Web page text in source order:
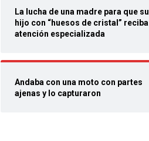
La lucha de una madre para que su
hijo con “huesos de cristal” reciba
atención especializada
Andaba con una moto con partes
ajenas y lo capturaron